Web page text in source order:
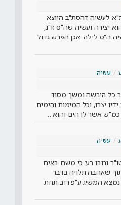
לעשיה דהסת"ב היוצא
יצירה ועשיה שה"ס זו"נ,
ה"ס לילה. אכן הפרש גדול
ע
עשיה
כל היבשה נמשך מסוד
יצרו, וכל המימות והימים
אשר לו הים והוא…
ע
עשיה
ורובו רע: כי משם באים
שאהבה תלויה בדבר
נמצא המשיג ע"פ רוב תחת